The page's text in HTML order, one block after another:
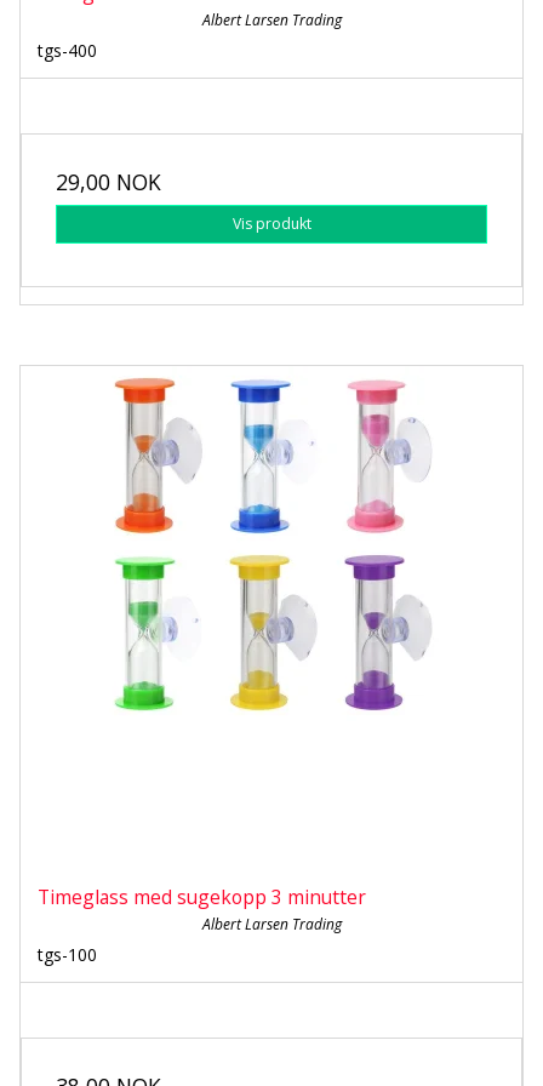
Albert Larsen Trading
tgs-400
29,00 NOK
Vis produkt
Timeglass med sugekopp 3 minutter
Albert Larsen Trading
tgs-100